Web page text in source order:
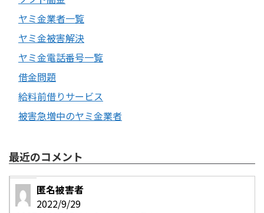
ヤミ金業者一覧
ヤミ金被害解決
ヤミ金電話番号一覧
借金問題
給料前借りサービス
被害急増中のヤミ金業者
最近のコメント
匿名被害者
2022/9/29